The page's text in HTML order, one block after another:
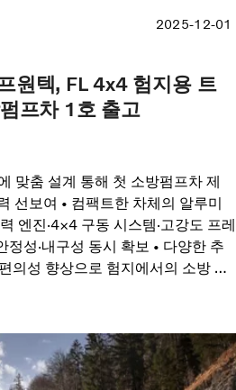
2025-12-01
원텍, FL 4x4 험지용 트
프차 1호 출고
맞춤 설계 통해 첫 소방펌프차 제
선보여 • 컴팩트한 차체의 알루미
엔진·4×4 구동 시스템·고강도 프레
정성·내구성 동시 확보 • 다양한 추
의성 향상으로 험지에서의 소방 대